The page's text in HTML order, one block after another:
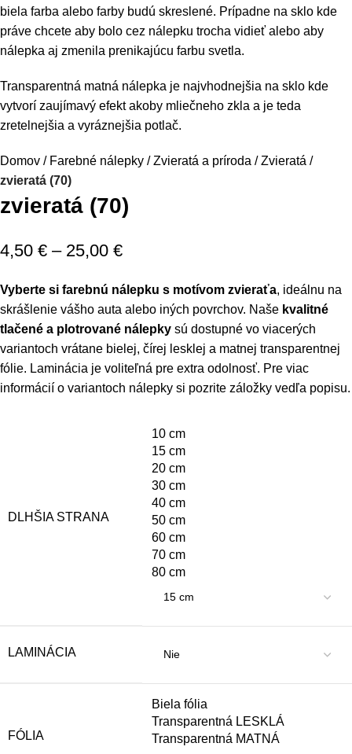
biela farba alebo farby budú skreslené. Prípadne na sklo kde
práve chcete aby bolo cez nálepku trocha vidieť alebo aby
nálepka aj zmenila prenikajúcu farbu svetla.
Transparentná matná nálepka je najvhodnejšia na sklo kde
vytvorí zaujímavý efekt akoby mliečneho zkla a je teda
zretelnejšia a vyráznejšia potlač.
Domov Farebné nálepky Zvieratá a príroda
Zvieratá
zvieratá (70)
zvieratá (70)
4,50 € – 25,00 €
Vyberte si farebnú nálepku s motívom zvieraťa, ideálnu na
skrášlenie vášho auta alebo iných povrchov. Naše kvalitné
tlačené a plotrované nálepky sú dostupné vo viacerých
variantoch vrátane bielej, čírej lesklej a matnej transparentnej
fólie. Laminácia je voliteľná pre extra odolnosť. Pre viac
informácií o variantoch nálepky si pozrite záložky vedľa popisu.
DLHŠIA STRANA
10 cm
15 cm
20 cm
30 cm
40 cm
50 cm
60 cm
70 cm
80 cm
LAMINÁCIA
FÓLIA
Biela fólia
Transparentná LESKLÁ
Transparentná MATNÁ